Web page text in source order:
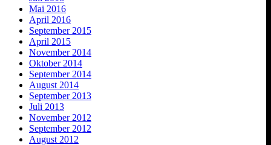
Mai 2016
April 2016
September 2015
April 2015
November 2014
Oktober 2014
September 2014
August 2014
September 2013
Juli 2013
November 2012
September 2012
August 2012